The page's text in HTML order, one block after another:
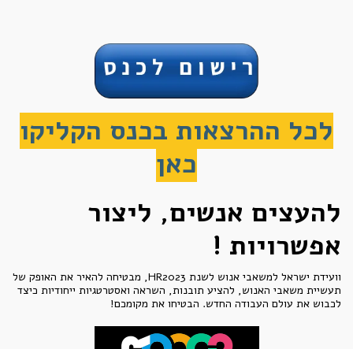
לכל ההרצאות בכנס הקליקו
כאן
להעצים אנשים, ליצור
אפשרויות !
וועידת ישראל למשאבי אנוש לשנת HR2023, מבטיחה להאיר את האופק של
תעשיית משאבי האנוש, להציע תובנות, השראה ואסטרטגיות ייחודיות כיצד
לכבוש את עולם העבודה החדש. הבטיחו את מקומכם!